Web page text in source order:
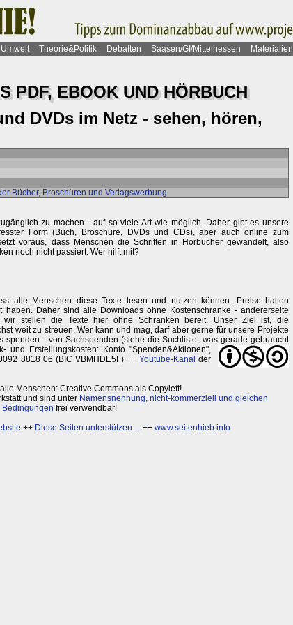
Umwelt Theorie&Politik Debatten Saasen/GI/Mittelhessen Materialien
PDF, EBOOK UND HÖRBUCH
DVDs im Netz - sehen, hören,
Bücher, Broschüren und Verlagswerbung
zu machen - auf so viele Art wie möglich. Daher gibt es unsere
Form (Buch, Broschüre, DVDs und CDs), aber auch online zum
voraus, dass Menschen die Schriften in Hörbücher gewandelt, also
noch nicht passiert. Wer hilft mit?
alle Menschen diese Texte lesen und nutzen können. Preise halten
Daher sind alle Downloads ohne Kostenschranke - andererseite
stellen die Texte hier ohne Schranken bereit. Unser Ziel ist, die
weit zu streuen. Wer kann und mag, darf aber gerne für unsere Projekte
spenden - von Sachspenden (siehe die Suchliste, was gerade gebraucht
und Erstellungskosten: Konto "Spenden&Aktionen",
8818 06 (BIC VBMHDE5F) ++ Youtube-Kanal der
Menschen: Creative Commons als Copyleft!
und sind unter Namensnennung, nicht-kommerziell und gleichen
Bedingungen frei verwendbar!
++ Diese Seiten unterstützen ...++ www.seitenhieb.info